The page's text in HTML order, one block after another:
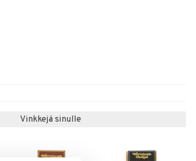
Vinkkejä sinulle